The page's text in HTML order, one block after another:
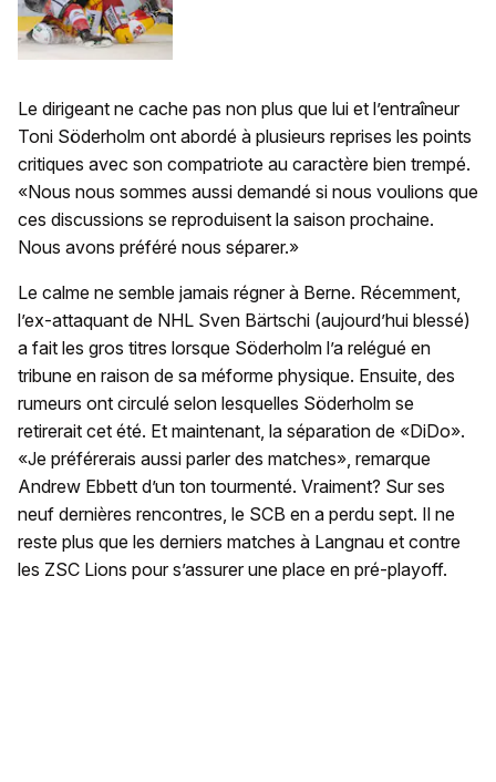
Le dirigeant ne cache pas non plus que lui et l’entraîneur
Toni Söderholm ont abordé à plusieurs reprises les points
critiques avec son compatriote au caractère bien trempé.
«Nous nous sommes aussi demandé si nous voulions que
ces discussions se reproduisent la saison prochaine.
Nous avons préféré nous séparer.»
Le calme ne semble jamais régner à Berne. Récemment,
l’ex-attaquant de NHL Sven Bärtschi (aujourd’hui blessé)
a fait les gros titres lorsque Söderholm l’a relégué en
tribune en raison de sa méforme physique. Ensuite, des
rumeurs ont circulé selon lesquelles Söderholm se
retirerait cet été. Et maintenant, la séparation de «DiDo».
«Je préférerais aussi parler des matches», remarque
Andrew Ebbett d’un ton tourmenté. Vraiment? Sur ses
neuf dernières rencontres, le SCB en a perdu sept. Il ne
reste plus que les derniers matches à Langnau et contre
les ZSC Lions pour s’assurer une place en pré-playoff.